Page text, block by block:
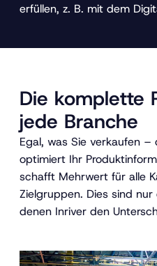
erfüllen, z. B. mit dem
Die komplette
jede Branche
Egal, was Sie verkaufen –
optimiert Ihr
schafft Mehrwert für alle
Zielgruppen. Dies sind
denen Inriver den